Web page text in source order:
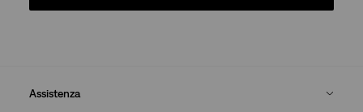
Assistenza